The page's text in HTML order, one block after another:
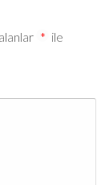
* ile